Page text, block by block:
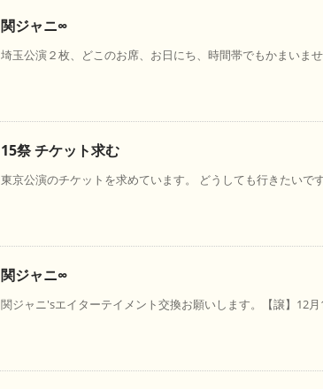
関ジャニ∞
埼玉公演２枚、どこのお席、お日にち、時間帯でもかまいま
15祭 チケット求む
東京公演のチケットを求めています。 どうしても行きたいで
関ジャニ∞
関ジャニ'sエイターテイメント交換お願いします。【譲】12月